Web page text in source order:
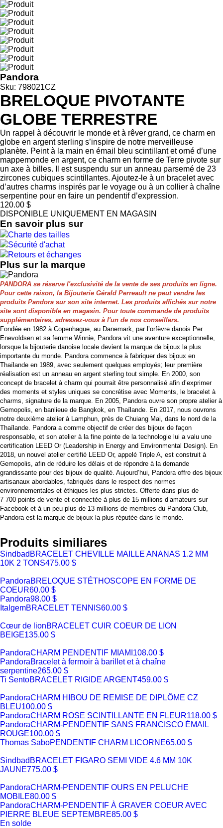
Pandora
Sku: 798021CZ
BRELOQUE PIVOTANTE
GLOBE TERRESTRE
Un rappel à découvrir le monde et à rêver grand, ce charm en
globe en argent sterling s’inspire de notre merveilleuse
planète. Peint à la main en émail bleu scintillant et orné d’une
mappemonde en argent, ce charm en forme de Terre pivote sur
un axe à billes. Il est suspendu sur un anneau parsemé de 23
zircones cubiques scintillantes. Ajoutez-le à un bracelet avec
d’autres charms inspirés par le voyage ou à un collier à chaîne
serpentine pour en faire un pendentif d’expression.
120.00 $
DISPONIBLE UNIQUEMENT EN MAGASIN
En savoir plus sur
Charte des tailles
Sécurité d'achat
Retours et échanges
Plus sur la marque
PANDORA se réserve l'exclusivité de la vente de ses produits en ligne.
Pour cette raison, la Bijouterie Gérald Perreault ne peut vendre les
produits Pandora sur son site internet. Les produits affichés sur notre
site sont disponible en magasin. Pour toute commande de produits
supplémentaires, adressez-vous à l'un de nos conseillers.
Fondée en 1982 à Copenhague, au Danemark, par l’orfèvre danois Per
Enevoldsen et sa femme Winnie, Pandora vit une aventure exceptionnelle,
lorsque la bijouterie danoise locale devient la marque de bijoux la plus
importante du monde. Pandora commence à fabriquer des bijoux en
Thaïlande en 1989, avec seulement quelques employés; leur première
réalisation est un anneau en argent sterling tout simple. En 2000, son
concept de bracelet à charm qui pourrait être personnalisé afin d’exprimer
des moments et styles uniques se concrétise avec Moments, le bracelet à
charms, signature de la marque. En 2005, Pandora ouvre son propre atelier à
Gemopolis, en banlieue de Bangkok, en Thaïlande. En 2017, nous ouvrons
notre deuxième atelier à Lamphun, près de Chuiang Mai, dans le nord de la
Thaïlande. Pandora a comme objectif de créer des bijoux de façon
responsable, et son atelier à la fine pointe de la technologie lui a valu une
certification LEED Or (Leadership in Energy and Environmental Design). En
2018, un nouvel atelier certifié LEED Or, appelé Triple A, est construit à
Gemopolis, afin de réduire les délais et de répondre à la demande
grandissante pour des bijoux de qualité. Aujourd’hui, Pandora offre des bijoux
artisanaux abordables, fabriqués dans le respect des normes
environnementales et éthiques les plus strictes. Offerte dans plus de
7 700 points de vente et connectée à plus de 15 millions d’amateurs sur
Facebook et à un peu plus de 13 millions de membres du Pandora Club,
Pandora est la marque de bijoux la plus réputée dans le monde.
Produits similiares
Sindbad BRACELET CHEVILLE MAILLE ANANAS 1.2 MM
10K 2 TONS475.00 $
PandoraBRELOQUE STÉTHOSCOPE EN FORME DE
COEUR60.00 $
Pandora98.00 $
ItalgemBRACELET TENNIS60.00 $
Cœur de lionBRACELET CUIR COEUR DE LION
BEIGE135.00 $
PandoraCHARM PENDENTIF MIAMI 108.00 $
PandoraBracelet à fermoir à barillet et à chaîne
serpentine265.00 $
Ti SentoBRACELET RIGIDE ARGENT459.00 $
PandoraCHARM HIBOU DE REMISE DE DIPLÔME CZ
BLEU100.00 $
PandoraCHARM ROSE SCINTILLANTE EN FLEUR118.00 $
PandoraCHARM-PENDENTIF SANS FRANCISCO ÉMAIL
ROUGE100.00 $
Thomas SaboPENDENTIF CHARM LICORNE65.00 $
Sindbad BRACELET FIGARO SEMI VIDE 4.6 MM 10K
JAUNE775.00 $
PandoraCHARM-PENDENTIF OURS EN PELUCHE
MOBILE80.00 $
PandoraCHARM-PENDENTIF À GRAVER COEUR AVEC
PIERRE BLEUE SEPTEMBRE85.00 $
En solde